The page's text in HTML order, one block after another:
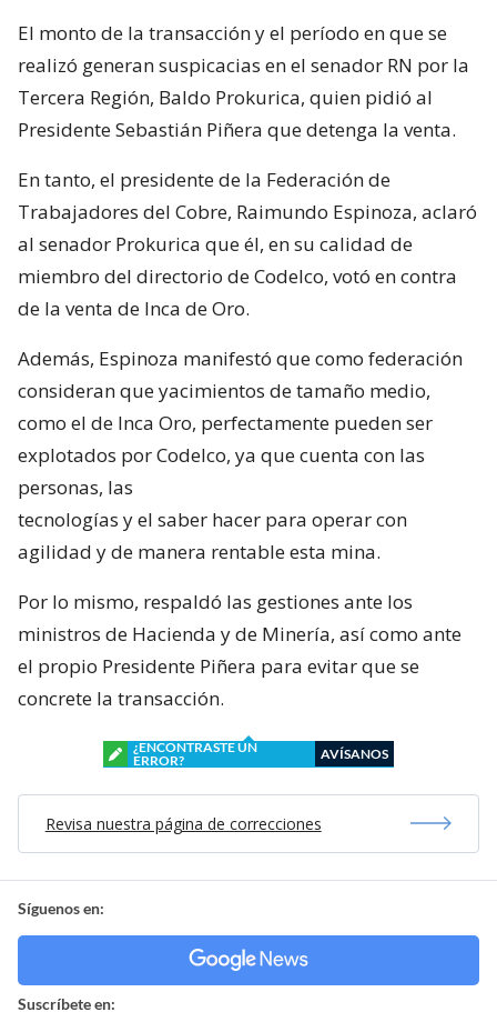
El monto de la transacción y el período en que se
realizó generan suspicacias en el senador RN por la
Tercera Región, Baldo Prokurica, quien pidió al
Presidente Sebastián Piñera que detenga la venta.
En tanto, el presidente de la Federación de
Trabajadores del Cobre, Raimundo Espinoza, aclaró
al senador Prokurica que él, en su calidad de
miembro del directorio de Codelco, votó en contra
de la venta de Inca de Oro.
Además, Espinoza manifestó que como federación
consideran que yacimientos de tamaño medio,
como el de Inca Oro, perfectamente pueden ser
explotados por Codelco, ya que cuenta con las
personas, las
tecnologías y el saber hacer para operar con
agilidad y de manera rentable esta mina.
Por lo mismo, respaldó las gestiones ante los
ministros de Hacienda y de Minería, así como ante
el propio Presidente Piñera para evitar que se
concrete la transacción.
¿ENCONTRASTE UN
ERROR?
AVÍSANOS
Revisa nuestra página de correcciones
Síguenos en:
Suscríbete en: